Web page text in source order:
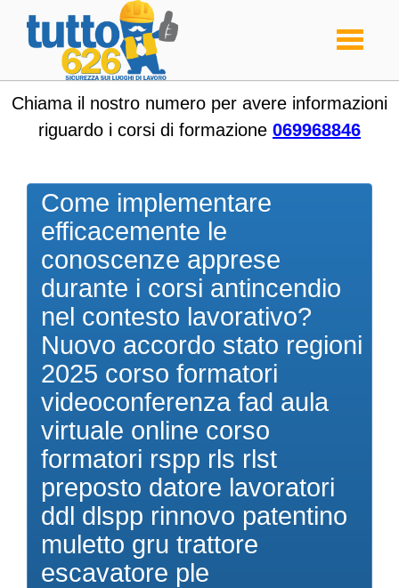
Toggle
Chiama il nostro numero per avere informazioni
riguardo i corsi di formazione 069968846
Come implementare
efficacemente le
conoscenze apprese
durante i corsi antincendio
nel contesto lavorativo?
Nuovo accordo stato regioni
2025 corso formatori
videoconferenza fad aula
virtuale online corso
formatori rspp rls rlst
preposto datore lavoratori
ddl dlspp rinnovo patentino
muletto gru trattore
escavatore ple